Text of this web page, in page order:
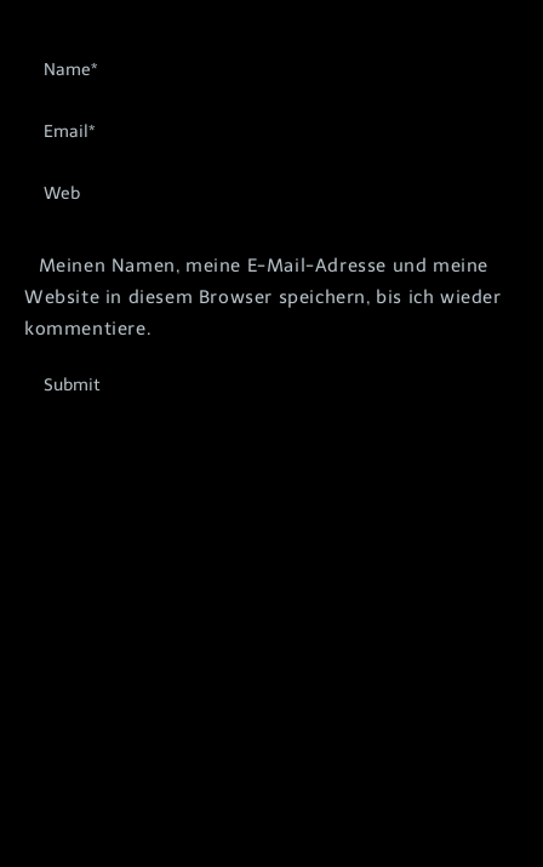
Meinen Namen, meine E-Mail-Adresse und meine
Website in diesem Browser speichern, bis ich wieder
kommentiere.
Submit